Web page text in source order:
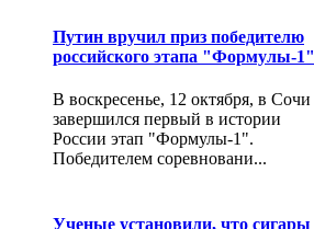
Путин вручил приз победителю
российского этапа "Формулы-1"
В воскресенье, 12 октября, в Сочи
завершился первый в истории
России этап "Формулы-1".
Победителем соревновани...
Ученые установили, что сигары